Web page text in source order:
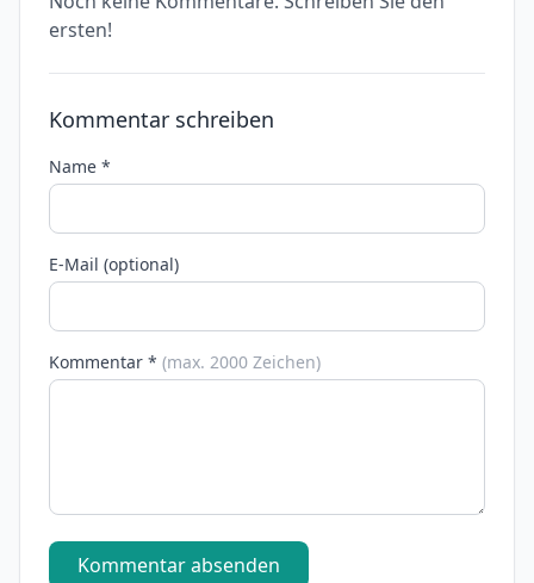
ersten!
Kommentar schreiben
Name *
E-Mail (optional)
Kommentar * (max. 2000 Zeichen)
Kommentar absenden